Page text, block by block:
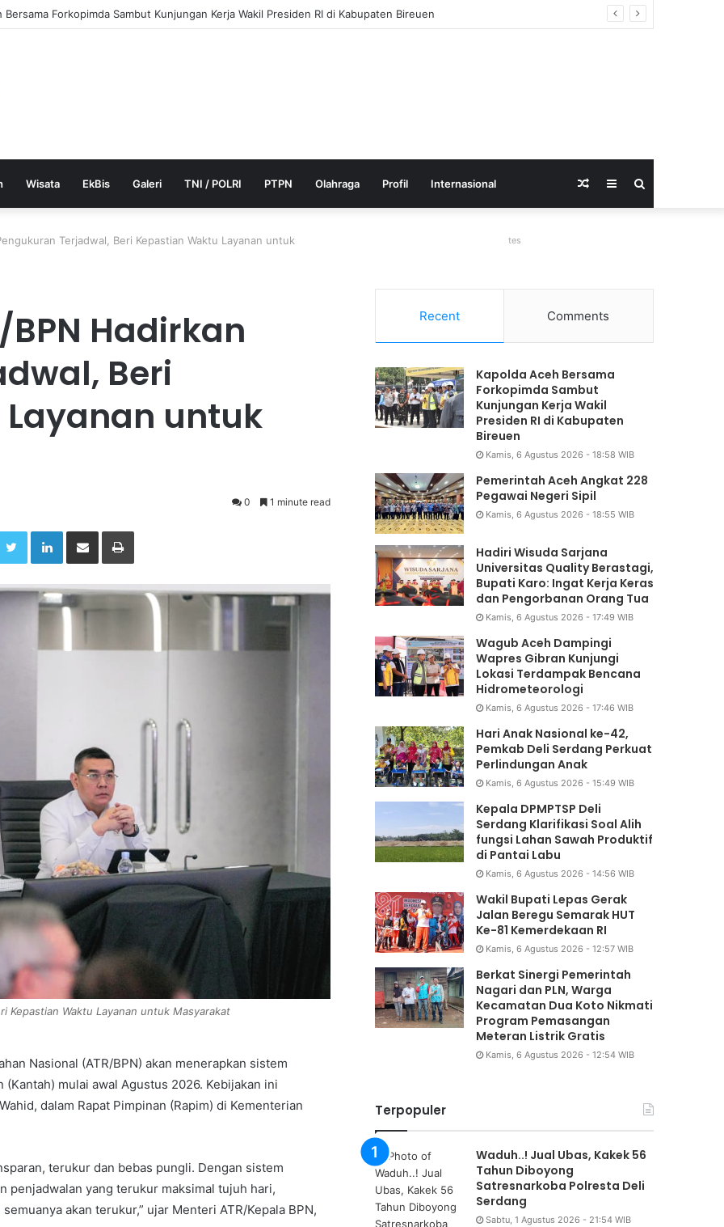
Angkat 228 Pegawai Negeri Sipil
Wisata EkBis Galeri TNI / POLRI PTPN Olahraga Profil Internasional Sidebar
Random
Terjadwal, Beri Kepastian Waktu Layanan untuk
Hadirkan
Beri
untuk
0 1 minute read
Twitter LinkedIn
Kepastian Waktu Layanan untuk Masyarakat
Nasional (ATR/BPN) akan menerapkan sistem
mulai awal Agustus 2026. Kebijakan ini
dalam Rapat Pimpinan (Rapim) di Kementerian
terukur dan bebas pungli. Dengan sistem
penjadwalan yang terukur maksimal tujuh hari,
akan terukur,” ujar Menteri ATR/Kepala BPN,
tes
Recent Comments
Kapolda Aceh Bersama
Forkopimda Sambut
Kunjungan Kerja Wakil
Presiden RI di Kabupaten
Bireuen
Kamis, 6 Agustus 2026 - 18:58 WIB
Pemerintah Aceh Angkat 228
Pegawai Negeri Sipil
Kamis, 6 Agustus 2026 - 18:55 WIB
Hadiri Wisuda Sarjana
Universitas Quality Berastagi,
Bupati Karo: Ingat Kerja Keras
dan Pengorbanan Orang Tua
Kamis, 6 Agustus 2026 - 17:49 WIB
Wagub Aceh Dampingi
Wapres Gibran Kunjungi
Lokasi Terdampak Bencana
Hidrometeorologi
Kamis, 6 Agustus 2026 - 17:46 WIB
Hari Anak Nasional ke-42,
Pemkab Deli Serdang Perkuat
Perlindungan Anak
Kamis, 6 Agustus 2026 - 15:49 WIB
Kepala DPMPTSP Deli
Serdang Klarifikasi Soal Alih
fungsi Lahan Sawah Produktif
di Pantai Labu
Kamis, 6 Agustus 2026 - 14:56 WIB
Wakil Bupati Lepas Gerak
Jalan Beregu Semarak HUT
Ke-81 Kemerdekaan RI
Kamis, 6 Agustus 2026 - 12:57 WIB
Berkat Sinergi Pemerintah
Nagari dan PLN, Warga
Kecamatan Dua Koto Nikmati
Program Pemasangan
Meteran Listrik Gratis
Kamis, 6 Agustus 2026 - 12:54 WIB
Terpopuler
Waduh..! Jual Ubas, Kakek 56
Tahun Diboyong
Satresnarkoba Polresta Deli
Serdang
Sabtu, 1 Agustus 2026 - 21:54 WIB